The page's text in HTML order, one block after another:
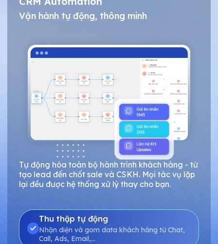
Vận hành tự động, thông minh
Tự động hóa toàn bộ hành trình khách hàng - từ
tạo lead đến chốt sale và CSKH. Mọi tác vụ lặp
lại đều được hệ thống xử lý thay cho bạn.
Thu thập tự động
Nhận diện và gom data khách hàng từ Chat,
Call, Ads, Email,…